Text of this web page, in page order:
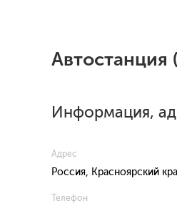
Автостанция
Информация,
Адрес
Россия, Красноярский
Телефон